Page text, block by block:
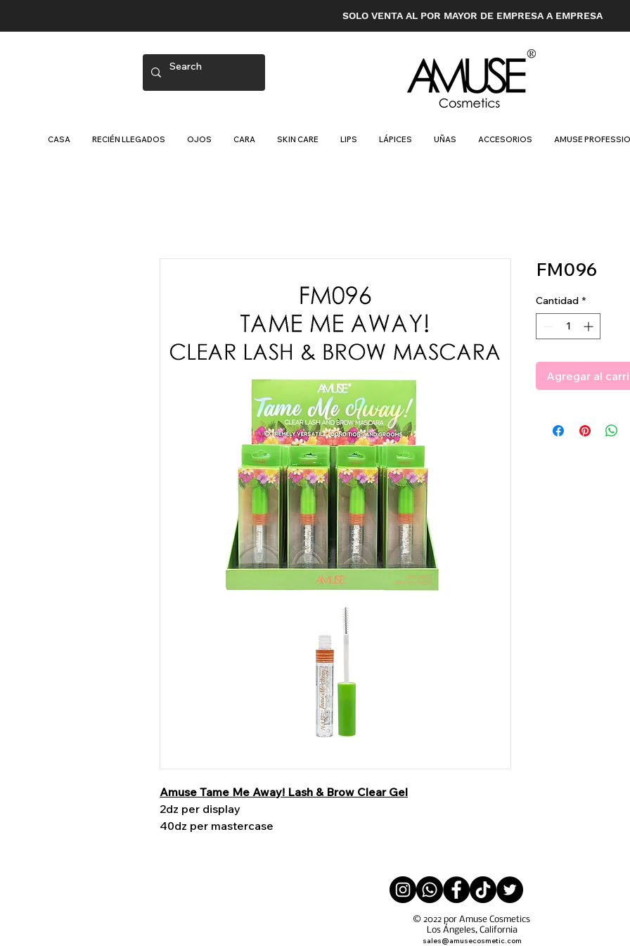
SOLO VENTA AL POR MAYOR DE EMPRESA A EMPRESA
CASA RECIÉN LLEGADOS OJOS CARA SKIN CARE LIPS LÁPICES UÑAS ACCESORIOS AMUSE
Amuse Tame Me Away! Lash & Brow Clear Gel
2dz per display
40dz per mastercase
FM096
Cantidad *
Agregar al
© 2022 por Amuse Cosmetics
Los Ángeles, California
sales@amusecosmetic.com